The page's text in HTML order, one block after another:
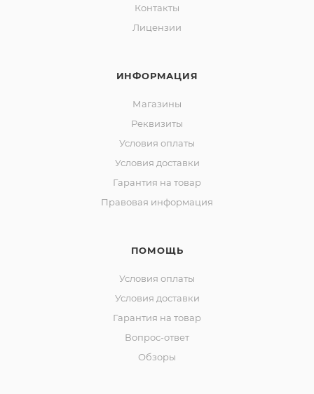
Контакты
Лицензии
ИНФОРМАЦИЯ
Магазины
Реквизиты
Условия оплаты
Условия доставки
Гарантия на товар
Правовая информация
ПОМОЩЬ
Условия оплаты
Условия доставки
Гарантия на товар
Вопрос-ответ
Обзоры